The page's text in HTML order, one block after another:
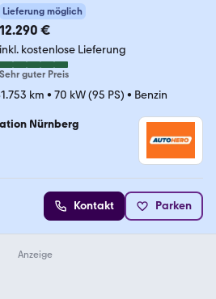
Lieferung möglich
12.290 €
inkl. kostenlose Lieferung
Sehr guter Preis
km • 70 kW (95 PS) • Benzin
Nürnberg
Kontakt Parken